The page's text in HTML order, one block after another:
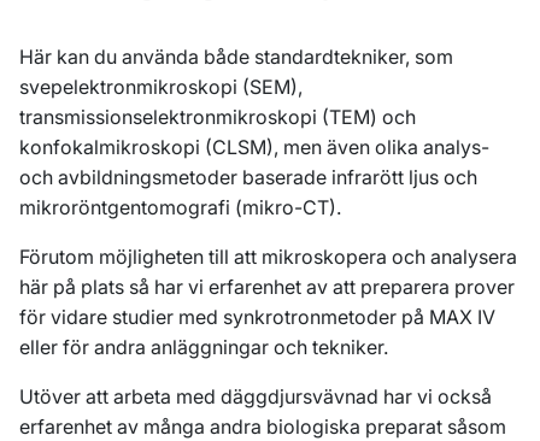
Här kan du använda både standardtekniker, som
svepelektronmikroskopi (SEM),
transmissionselektronmikroskopi (TEM) och
konfokalmikroskopi (CLSM), men även olika analys-
och avbildningsmetoder baserade infrarött ljus och
mikroröntgentomografi (mikro-CT).
Förutom möjligheten till att mikroskopera och analysera
här på plats så har vi erfarenhet av att preparera prover
för vidare studier med synkrotronmetoder på MAX IV
eller för andra anläggningar och tekniker.
Utöver att arbeta med däggdjursvävnad har vi också
erfarenhet av många andra biologiska preparat såsom